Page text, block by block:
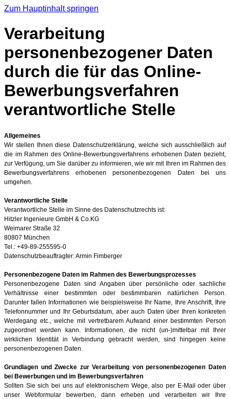
Zum Hauptinhalt springen
Verarbeitung
personenbezogener Daten
durch die für das Online-
Bewerbungsverfahren
verantwortliche Stelle
Allgemeines
Wir stellen Ihnen diese Datenschutzerklärung, welche sich ausschließlich auf
die im Rahmen des Online-Bewerbungsverfahrens erhobenen Daten bezieht,
zur Verfügung, um Sie darüber zu informieren, wie wir mit Ihren im Rahmen des
Bewerbungsverfahrens erhobenen personenbezogenen Daten bei uns
umgehen.
Verantwortliche Stelle
Verantwortliche Stelle im Sinne des Datenschutzrechts ist:
Hitzler Ingenieure GmbH & Co.KG
Weimarer Straße 32
80807 München
Tel.: +49-89-255595-0
Datenschutzbeauftragter: Armin Fimberger
Personenbezogene Daten im Rahmen des Bewerbungsprozesses
Personenbezogene Daten sind Angaben über persönliche oder sachliche
Verhältnisse einer bestimmten oder bestimmbaren natürlichen Person.
Darunter fallen Informationen wie beispielsweise Ihr Name, Ihre Anschrift, Ihre
Telefonnummer und Ihr Geburtsdatum, aber auch Daten über Ihren konkreten
Werdegang etc., welche mit vertretbarem Aufwand einer bestimmten Person
zugeordnet werden kann. Informationen, die nicht (un-)mittelbar mit Ihrer
wirklichen Identität in Verbindung gebracht werden, sind hingegen keine
personenbezogenen Daten.
Grundlagen und Zwecke zur Verarbeitung von personenbezogenen Daten
bei Bewerbungen und im Bewerbungsverfahren
Sollten Sie sich bei uns auf elektronischem Wege, also per E-Mail oder über
unser Webformular bewerben, dann erheben und verarbeiten wir Ihre